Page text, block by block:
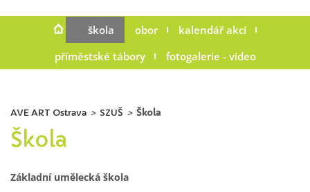
škola obor
kalendář akcí
příměstské tábory
fotogalerie - video
AVE ART Ostrava > SZUŠ > Škola
Škola
Základní umělecká škola